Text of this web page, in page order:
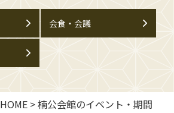
会食・会議
HOME >楠公会館のイベント・期間